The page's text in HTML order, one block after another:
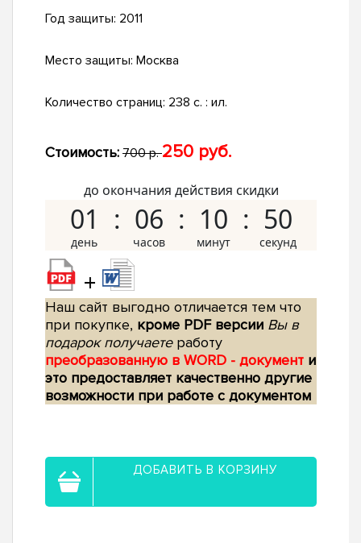
Год защиты: 2011
Место защиты: Москва
Количество страниц: 238 с. : ил.
Стоимость: 700 р.250 руб.
до окончания действия скидки
01 06 10 49
+
Наш сайт выгодно отличается тем что
при покупке, кроме PDF версии Вы в
подарок получаетеработу
преобразованную в WORD - документ и
это предоставляет качественно другие
возможности при работе с документом
ДОБАВИТЬ В КОРЗИНУ